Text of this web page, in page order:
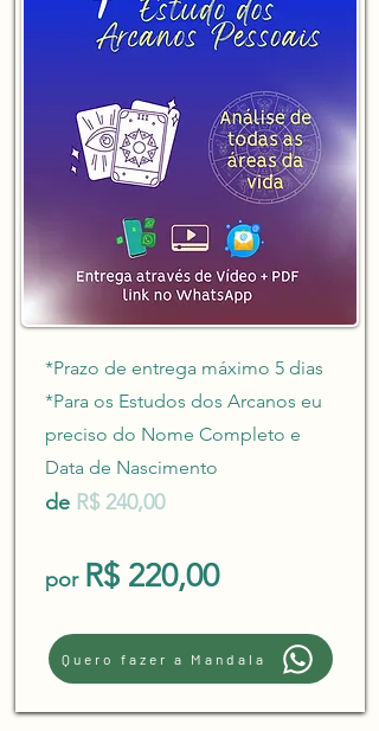
*Prazo de entrega máximo 5 dias
*Para os Estudos dos Arcanos eu
preciso do Nome Completo e
Data de Nascimento
de R$ 240,00
por R$ 220,00
Quero fazer a Mandala